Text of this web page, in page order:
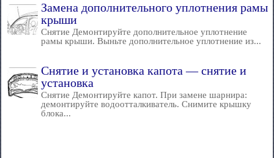
Замена дополнительного уплотнения рамы
крыши
Снятие Демонтируйте дополнительное уплотнение
рамы крыши. Выньте дополнительное уплотнение из...
Снятие и установка капота — снятие и
установка
Снятие Демонтируйте капот. При замене шарнира:
демонтируйте водоотталкиватель. Снимите крышку
блока...